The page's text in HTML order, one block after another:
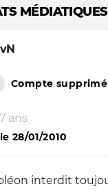
Compte
ans
28/01/2010
interdit